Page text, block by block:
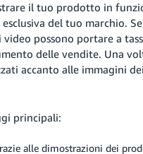
il tuo prodotto in
del tuo marchio. Se
possono portare a
delle vendite. Una
accanto alle immagini
principali:
alle dimostrazioni dei